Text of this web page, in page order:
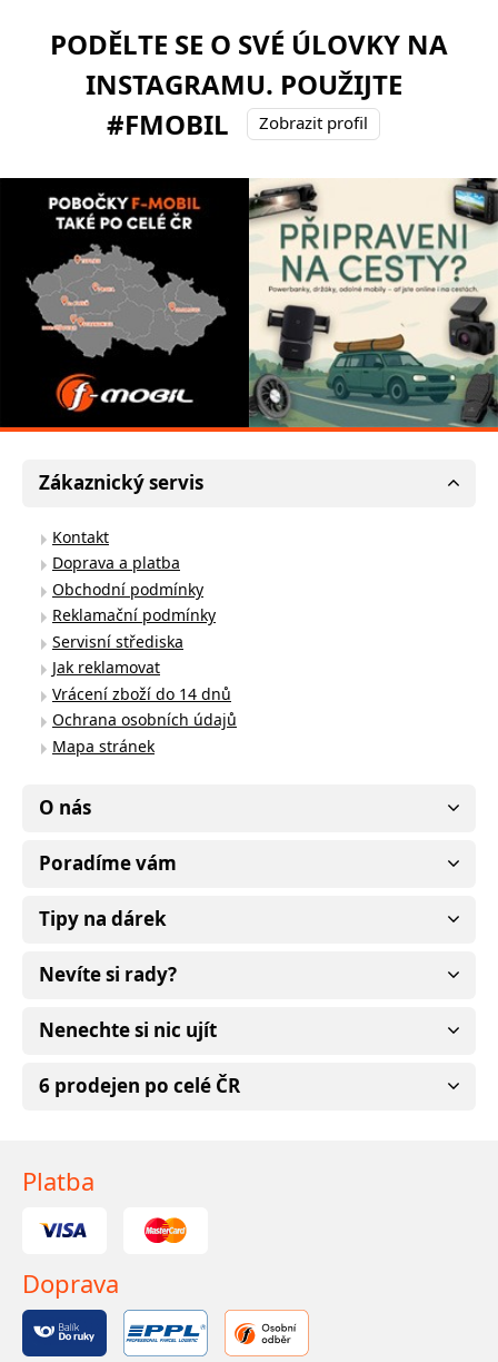
PODĚLTE SE O SVÉ ÚLOVKY NA
INSTAGRAMU. POUŽIJTE
#FMOBIL
Zobrazit profil
Zákaznický servis
Kontakt
Doprava a platba
Obchodní podmínky
Reklamační podmínky
Servisní střediska
Jak reklamovat
Vrácení zboží do 14 dnů
Ochrana osobních údajů
Mapa stránek
O nás
Poradíme vám
Tipy na dárek
Nevíte si rady?
Nenechte si nic ujít
6 prodejen po celé ČR
Platba
Doprava